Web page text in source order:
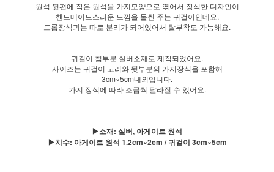
원석 뒷편에 작은 원석을 가지모양으로 엮어서 장식한 디자인이
핸드메이드스러운 느낌을 물씬 주는 귀걸이인데요.
드롭장식과는 따로 분리가 되어있어서 탈부착도 가능해요.
귀걸이 침부분 실버소재로 제작되었어요.
사이즈는 귀걸이 고리와 뒷부분의 가지장식을 포함해
3cm×5cm내외입니다.
가지 장식에 따라 조금씩 달라질 수 있어요.
▶소재: 실버, 아게이트 원석
▶치수: 아게이트 원석 1.2cm×2cm / 귀걸이 3cm×5cm